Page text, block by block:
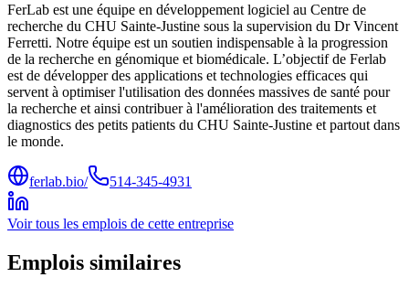
FerLab est une équipe en développement logiciel au Centre de
recherche du CHU Sainte-Justine sous la supervision du Dr Vincent
Ferretti. Notre équipe est un soutien indispensable à la progression
de la recherche en génomique et biomédicale. L’objectif de Ferlab
est de développer des applications et technologies efficaces qui
servent à optimiser l'utilisation des données massives de santé pour
la recherche et ainsi contribuer à l'amélioration des traitements et
diagnostics des petits patients du CHU Sainte-Justine et partout dans
le monde.
ferlab.bio/ 514-345-4931
Voir tous les emplois de cette entreprise
Emplois similaires